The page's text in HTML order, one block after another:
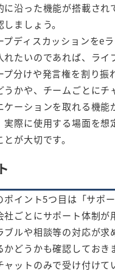
に沿った機能が搭載され
ましょう。
プディスカッションをe
れたいのであれば、ライ
プ分けや発言権を割り振
うかや、チームごとにチ
ケーションを取れる機能
実際に使用する場面を想
が大切です。
イント5つ目は「サポー
社ごとにサポート体制が
ブルや相談等の対応が求
どうかも確認しておき
ットのみで受け付けて